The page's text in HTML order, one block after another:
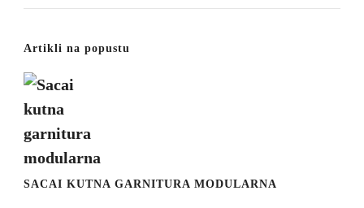
Artikli na popustu
SACAI KUTNA GARNITURA MODULARNA